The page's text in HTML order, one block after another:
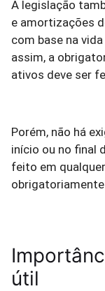
A legislação
e amortizações
com base na
assim, a
ativos deve ser
Porém, não há
início ou no final
feito em
útil